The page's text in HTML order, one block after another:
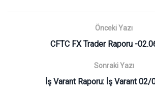
Önceki Yazı
CFTC FX Trader Raporu -
Sonraki Yazı
İş Varant Raporu: İş Varant